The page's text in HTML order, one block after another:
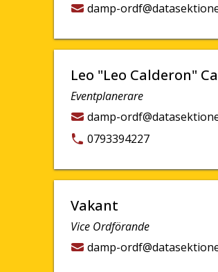
damp-
Leo "Leo Calderon"
Eventplanerare
damp-
0793394227
Vakant
Vice Ordförande
damp-